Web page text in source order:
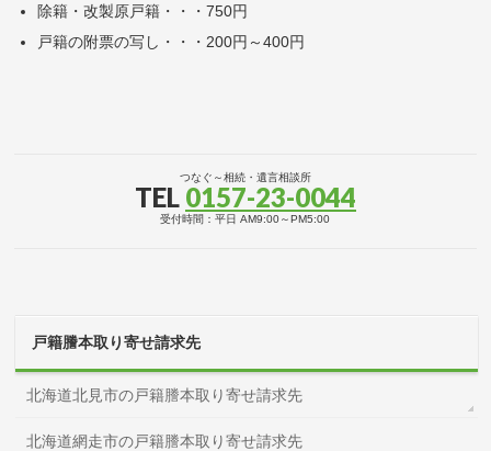
除籍・改製原戸籍・・・750円
戸籍の附票の写し・・・200円～400円
つなぐ～相続・遺言相談所
TEL 0157-23-0044
受付時間：平日 AM9:00～PM5:00
戸籍謄本取り寄せ請求先
北海道北見市の戸籍謄本取り寄せ請求先
北海道網走市の戸籍謄本取り寄せ請求先